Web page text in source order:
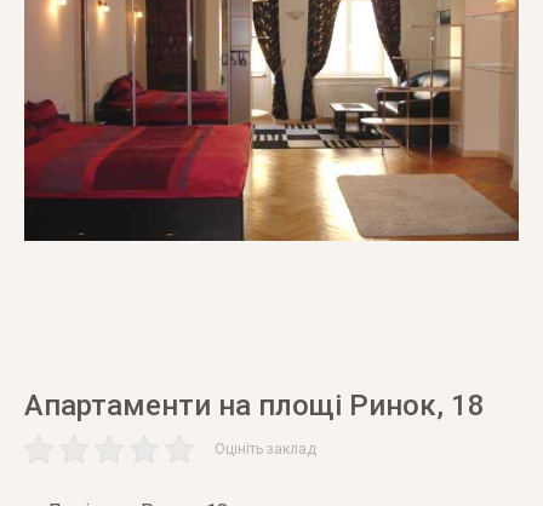
Апартаменти на площі Ринок, 18
Оцініть заклад